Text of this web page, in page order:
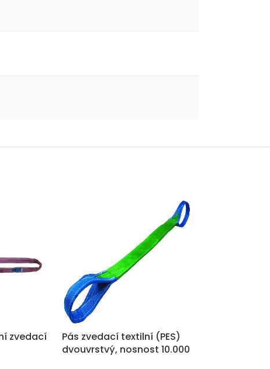
zvedací
Pás zvedací textilní (PES)
dvouvrstvý, nosnost 10.000